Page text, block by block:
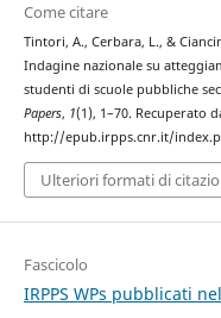
Come citare
Tintori, A., Cerbara, L., &
Indagine nazionale su
studenti di scuole pubbliche
Papers, 1(1), 1–70. Recuperato
http://epub.irpps.cnr.it/
Ulteriori formati di
Fascicolo
IRPPS WPs pubblicati